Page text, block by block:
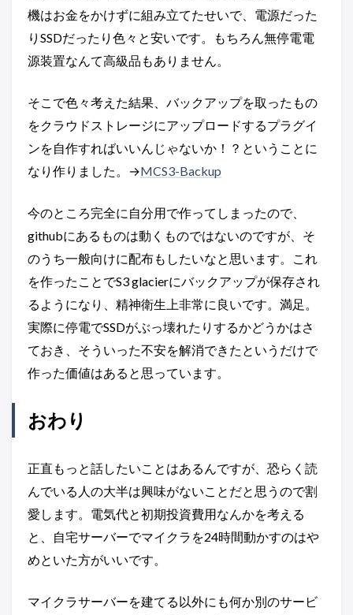
機はお金をかけずに組み立てたせいで、電源だった
りSSDだったり色々と安いです。もちろん無停電電
源装置なんて高級品もありません。
そこで色々考えた結果、バックアップを取ったもの
をクラウドストレージにアップロードするプラグイ
ンを自作すればいいんじゃないか！？ということに
なり作りました。→MCS3-Backup
今のところ完全に自分用で作ってしまったので、
githubにあるものは動くものではないのですが、そ
のうち一般向けに配布もしたいなと思います。これ
を作ったことでS3 glacierにバックアップが保存され
るようになり、精神衛生上非常に良いです。満足。
実際に停電でSSDがぶっ壊れたりするかどうかはさ
ておき、そういった不安を解消できたというだけで
作った価値はあると思っています。
おわり
正直もっと話したいことはあるんですが、恐らく読
んでいる人の大半は興味がないことだと思うので割
愛します。電気代と初期投資費用なんかを考える
と、自宅サーバーでマイクラを24時間動かすのはや
めといた方がいいです。
マイクラサーバーを建てる以外にも何か別のサービ